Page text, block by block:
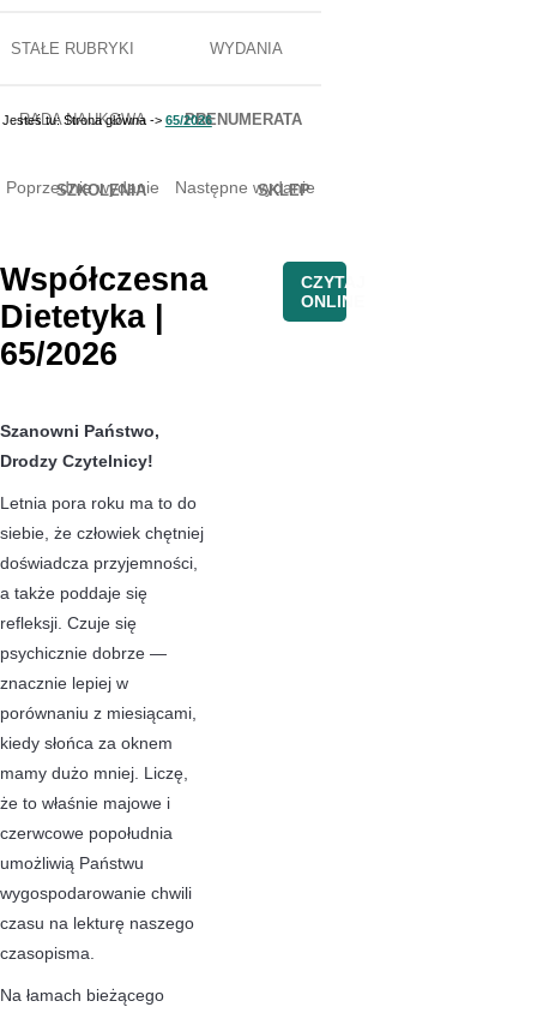
STAŁE RUBRYKI WYDANIA
RADA NAUKOWA PRENUMERATA
SZKOLENIA SKLEP
Jesteś tu:Strona główna-> 65/2026
Poprzednie wydanie Następne wydanie
Współczesna
Dietetyka |
65/2026
Szanowni Państwo,
Drodzy Czytelnicy!
Letnia pora roku ma to do
siebie, że człowiek chętniej
doświadcza przyjemności,
a także poddaje się
refleksji. Czuje się
psychicznie dobrze —
znacznie lepiej w
porównaniu z miesiącami,
kiedy słońca za oknem
mamy dużo mniej. Liczę,
że to właśnie majowe i
czerwcowe popołudnia
umożliwią Państwu
wygospodarowanie chwili
czasu na lekturę naszego
czasopisma.
Na łamach bieżącego
CZYTAJ
ONLINE